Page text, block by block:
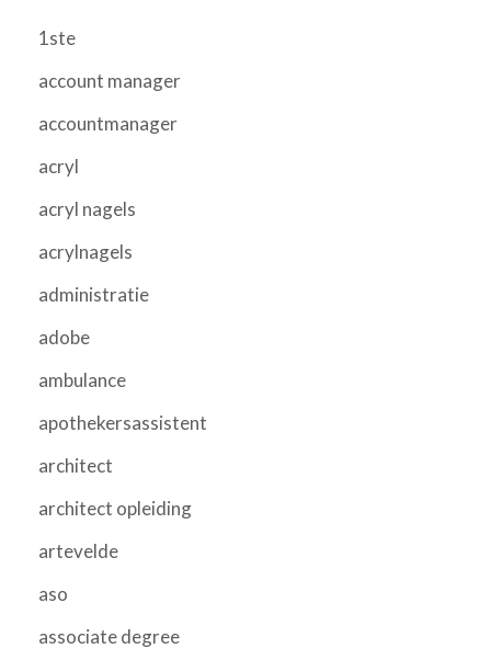
1ste
account manager
accountmanager
acryl
acryl nagels
acrylnagels
administratie
adobe
ambulance
apothekersassistent
architect
architect opleiding
artevelde
aso
associate degree